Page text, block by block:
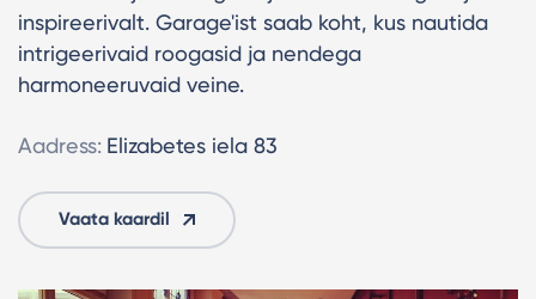
inspireerivalt. Garage'ist saab koht, kus nautida
intrigeerivaid roogasid ja nendega
harmoneeruvaid veine.
Aadress: Elizabetes iela 83
Vaata kaardil